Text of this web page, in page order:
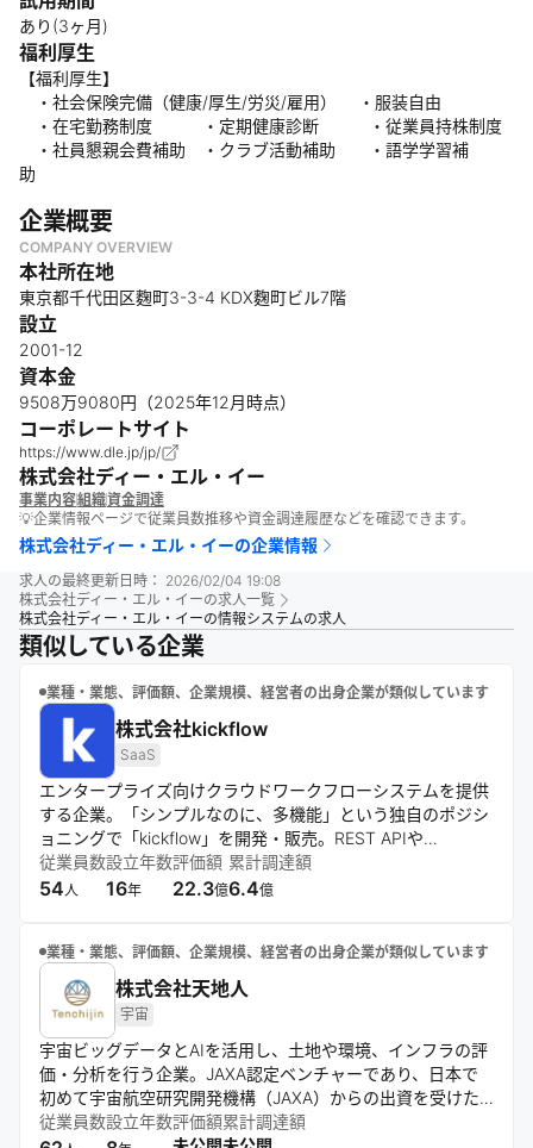
あり(3ヶ月)
福利厚生
【福利厚生】
・社会保険完備（健康/厚生/労災/雇用） ・服装自由
・在宅勤務制度 ・定期健康診断 ・従業員持株制度
・社員懇親会費補助 ・クラブ活動補助 ・語学学習補
助
企業概要
COMPANY OVERVIEW
本社所在地
東京都千代田区麴町3-3-4 KDX麴町ビル7階
設立
2001-12
資本金
9508万9080円（2025年12月時点）
コーポレートサイト
https://www.dle.jp/jp/
株式会社ディー・エル・イー
事業内容組織資金調達
💡企業情報ページで従業員数推移や資金調達履歴などを確認できます。
株式会社ディー・エル・イーの企業情報
求人の最終更新日時： 2026/02/04 19:08
株式会社ディー・エル・イーの求人一覧
株式会社ディー・エル・イーの情報システムの求人
類似している企業
業種・業態、評価額、企業規模、経営者の出身企業が類似しています
株式会社kickflow
SaaS
エンタープライズ向けクラウドワークフローシステムを提供
する企業。「シンプルなのに、多機能」という独自のポジシ
ョニングで「kickflow」を開発・販売。REST APIや
Webhookを活用し、他システムとの連携を重視。直感的な
UI/UXと柔軟な組織管理機能を特徴とし、手厚い導入サポー
従業員数
54 人
設立年数
16年
評価額
22.3億
累計調達額
6.4億
業種・業態、評価額、企業規模、経営者の出身企業が類似しています
株式会社天地人
宇宙
宇宙ビッグデータとAIを活用し、土地や環境、インフラの評
価・分析を行う企業。JAXA認定ベンチャーであり、日本で
初めて宇宙航空研究開発機構（JAXA）からの出資を受けた
宇宙スタートアップ。主力サービス「天地人コンパス」で
従業員数設立年数評価額累計調達額